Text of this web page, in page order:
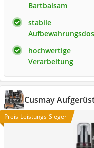
Bartbalsam
stabile
hochwertige
Verarbeitung
Cusmay
Preis-Leistungs-Sieger